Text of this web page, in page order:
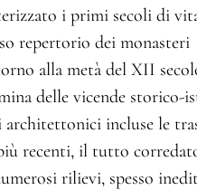
i primi secoli di
repertorio dei monasteri
alla metà del XII
delle vicende storico-
incluse le
recenti, il tutto
rilievi, spesso